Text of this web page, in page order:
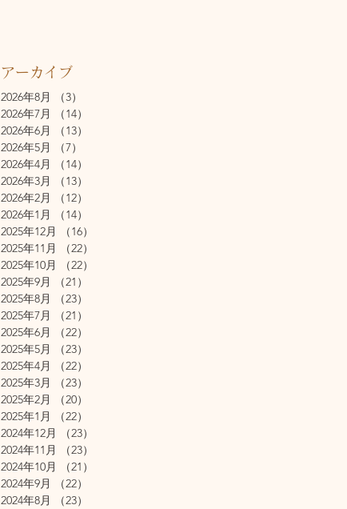
アーカイブ
2026年8月
（3）
2026年7月
（14）
2026年6月
（13）
2026年5月
（7）
2026年4月
（14）
2026年3月
（13）
2026年2月
（12）
2026年1月
（14）
2025年12月
（16）
2025年11月
（22）
2025年10月
（22）
2025年9月
（21）
2025年8月
（23）
2025年7月
（21）
2025年6月
（22）
2025年5月
（23）
2025年4月
（22）
2025年3月
（23）
2025年2月
（20）
2025年1月
（22）
2024年12月
（23）
2024年11月
（23）
2024年10月
（21）
2024年9月
（22）
2024年8月
（23）